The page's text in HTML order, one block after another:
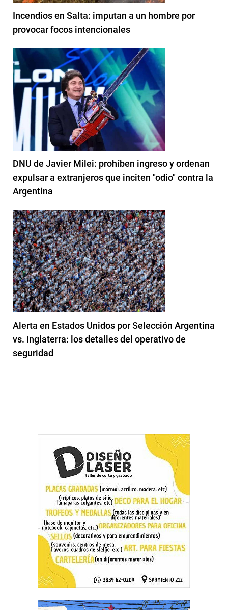
Incendios en Salta: imputan a un hombre por
provocar focos intencionales
DNU de Javier Milei: prohíben ingreso y ordenan
expulsar a extranjeros que inciten "odio" contra la
Argentina
Alerta en Estados Unidos por Selección Argentina
vs. Inglaterra: los detalles del operativo de
seguridad